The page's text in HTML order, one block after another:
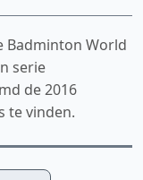
Badminton World
serie
de 2016
te vinden.